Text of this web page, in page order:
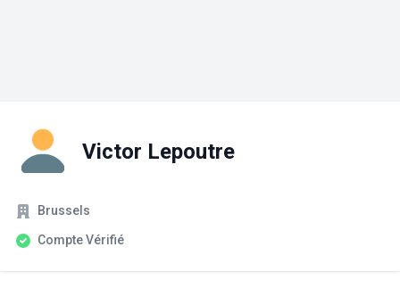
Victor Lepoutre
SociétéBrussels
Statut du compte
Compte Vérifié